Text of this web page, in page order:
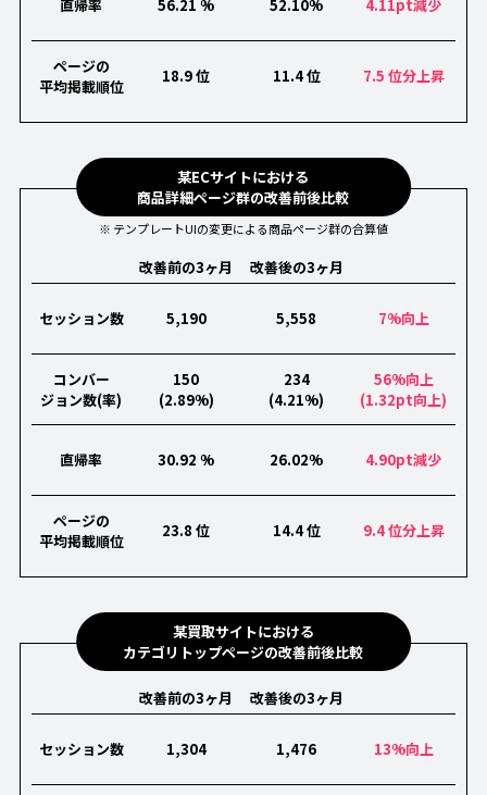
直帰率 56.21 % 52.10% 4.11pt減少
ページの
平均掲載順位
18.9 位 11.4 位 7.5 位分上昇
某ECサイトにおける
商品詳細ページ群の改善前後比較
※ テンプレートUIの変更による商品ページ群の合算値
改善前の3ヶ月 改善後の3ヶ月
セッション数 5,190 5,558 7%向上
コンバー
ジョン数(率)
150
(2.89%)
234
(4.21%)
56%向上
(1.32pt向上)
直帰率 30.92 % 26.02% 4.90pt減少
ページの
平均掲載順位
23.8 位 14.4 位 9.4 位分上昇
某買取サイトにおける
カテゴリトップページの改善前後比較
改善前の3ヶ月 改善後の3ヶ月
セッション数 1,304 1,476 13%向上